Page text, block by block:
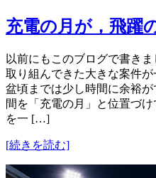
充電の月が，飛躍
以前にもこのブログで書き
取り組んできた大きな案件
盆頃までは少し時間に余裕
間を「充電の月」と位置づ
を一 […]
[続きを読む]